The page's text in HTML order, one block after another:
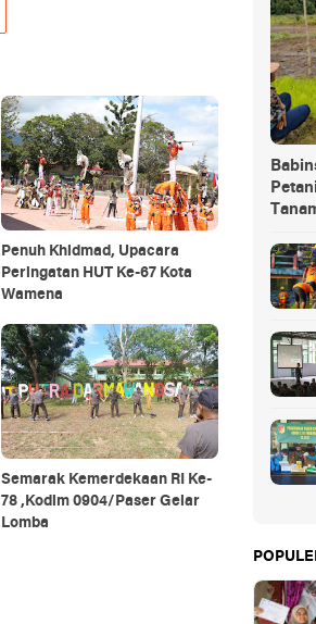
Penuh Khidmad, Upacara
Peringatan HUT Ke-67 Kota
Wamena
Semarak Kemerdekaan RI Ke-
78 ,Kodim 0904/Paser Gelar
Lomba